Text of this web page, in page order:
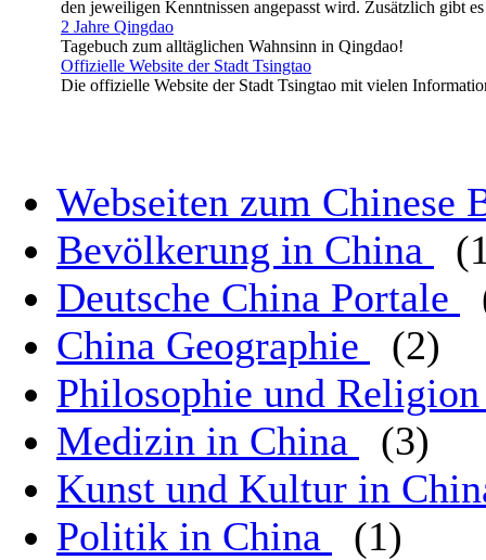
den jeweiligen Kenntnissen angepasst wird. Zusätzlich gibt
2 Jahre Qingdao
Tagebuch zum alltäglichen Wahnsinn in Qingdao!
Offizielle Website der Stadt Tsingtao
Die offizielle Website der Stadt Tsingtao mit vielen
Webseiten zum Chinese
Bevölkerung in China
Deutsche China Portale
China Geographie
(2)
Philosophie und
Medizin in China
(3)
Kunst und Kultur in
Politik in China
(1)